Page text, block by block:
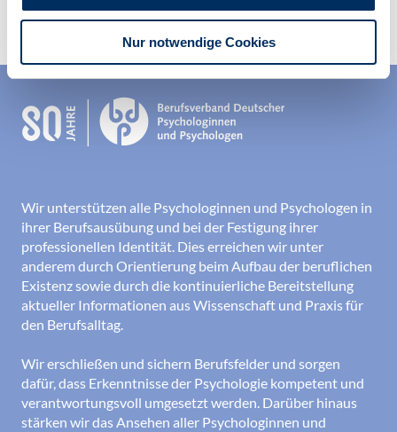
Nur notwendige Cookies
Wir unterstützen alle Psychologinnen und Psychologen in
ihrer Berufsausübung und bei der Festigung ihrer
professionellen Identität. Dies erreichen wir unter
anderem durch Orientierung beim Aufbau der beruflichen
Existenz sowie durch die kontinuierliche Bereitstellung
aktueller Informationen aus Wissenschaft und Praxis für
den Berufsalltag.
Wir erschließen und sichern Berufsfelder und sorgen
dafür, dass Erkenntnisse der Psychologie kompetent und
verantwortungsvoll umgesetzt werden. Darüber hinaus
stärken wir das Ansehen aller Psychologinnen und